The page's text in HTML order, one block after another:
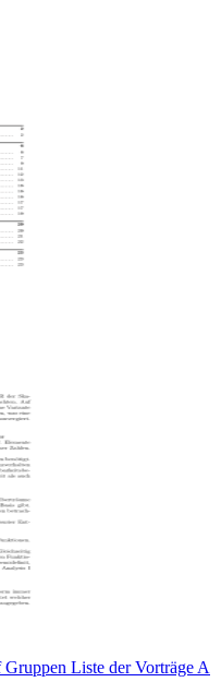
Liste der Vorträge A